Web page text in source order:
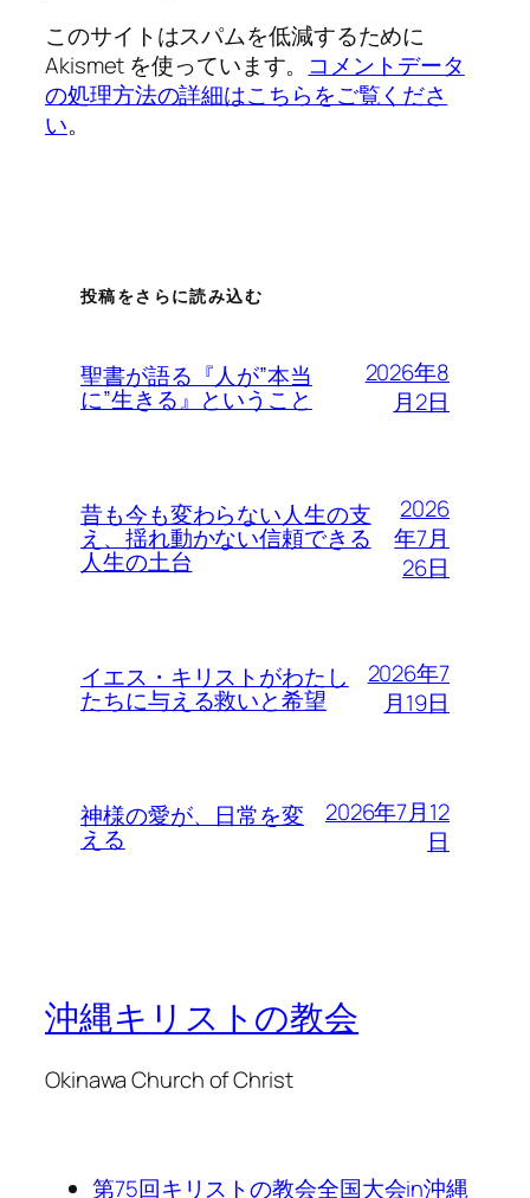
このサイトはスパムを低減するために
Akismet を使っています。 コメントデータ
の処理方法の詳細はこちらをご覧くださ
い。
投稿をさらに読み込む
聖書が語る『人が”本当
に”生きる』ということ
2026年8
月2日
昔も今も変わらない人生の支
え、揺れ動かない信頼できる
人生の土台
2026
年7月
26日
イエス・キリストがわたし
たちに与える救いと希望
2026年7
月19日
神様の愛が、日常を変
える
2026年7月12
日
沖縄キリストの教会
Okinawa Church of Christ
第75回キリストの教会全国大会in沖縄